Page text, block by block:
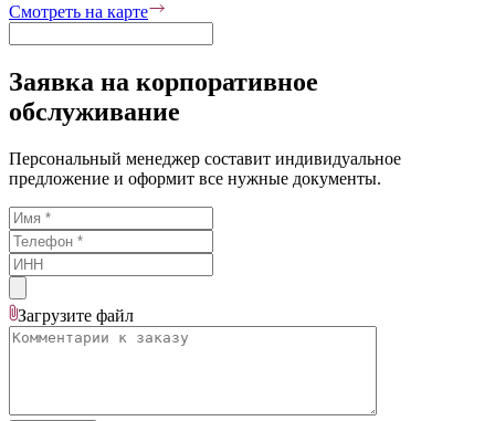
Смотреть на карте
Заявка на корпоративное
обслуживание
Персональный менеджер составит индивидуальное
предложение и оформит все нужные документы.
Загрузите файл